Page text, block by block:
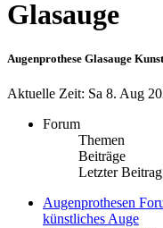
Glasauge
Augenprothese Glasauge
Aktuelle Zeit: Sa 8. Aug
Forum
Themen
Beiträge
Letzter Beitrag
Augenprothesen
künstliches Auge